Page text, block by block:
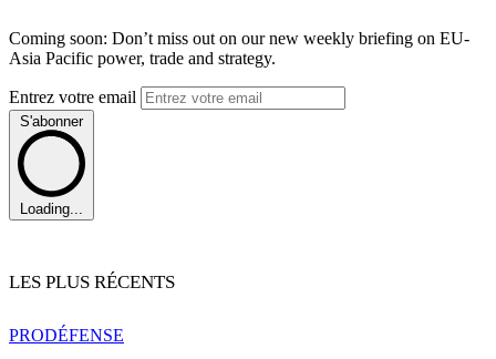
Coming soon: Don’t miss out on our new weekly briefing on EU-
Asia Pacific power, trade and strategy.
Entrez votre email
S'abonner
Loading...
LES PLUS RÉCENTS
PRODÉFENSE